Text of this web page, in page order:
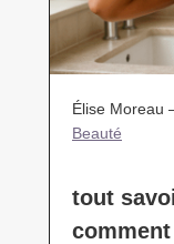
Élise Moreau
Beauté
tout